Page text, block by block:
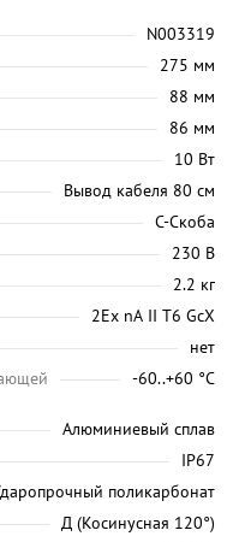
N003319
275 мм
88 мм
86 мм
10 Вт
Вывод кабеля 80 см
С-Скоба
230 В
2.2 кг
2Ex nA II T6 GcX
нет
-60..+60 °С
Алюминиевый сплав
IP67
поликарбонат
Д (Косинусная 120°)